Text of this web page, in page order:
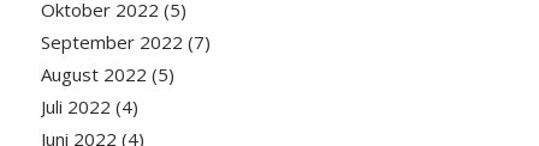
Oktober 2022 (5)
September 2022 (7)
August 2022 (5)
Juli 2022 (4)
Juni 2022 (4)